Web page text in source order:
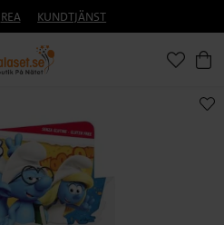
REA KUNDTJÄNST